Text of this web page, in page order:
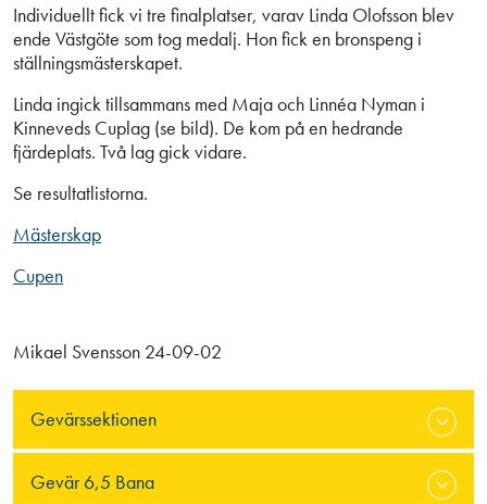
Gevärssektionen
Gevär 6,5 Bana
Individuellt fick vi tre finalplatser, varav Linda Olofsson blev
ende Västgöte som tog medalj. Hon fick en bronspeng i
ställningsmästerskapet.
Linda ingick tillsammans med Maja och Linnéa Nyman i
Kinneveds Cuplag (se bild). De kom på en hedrande
fjärdeplats. Två lag gick vidare.
Se resultatlistorna.
Mästerskap
Cupen
Mikael Svensson 24-09-02